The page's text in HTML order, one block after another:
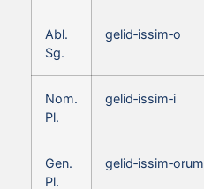
Abl.
Sg.
gelid‑issim‑o
Nom.
Pl.
gelid‑issim‑i
Gen.
Pl.
gelid‑issim‑orum